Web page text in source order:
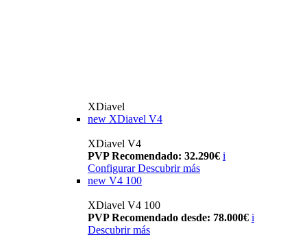
XDiavel
new XDiavel V4
XDiavel V4
PVP Recomendado: 32.290€ i
Configurar Descubrir más
new V4 100
XDiavel V4 100
PVP Recomendado desde: 78.000€ i
Descubrir más